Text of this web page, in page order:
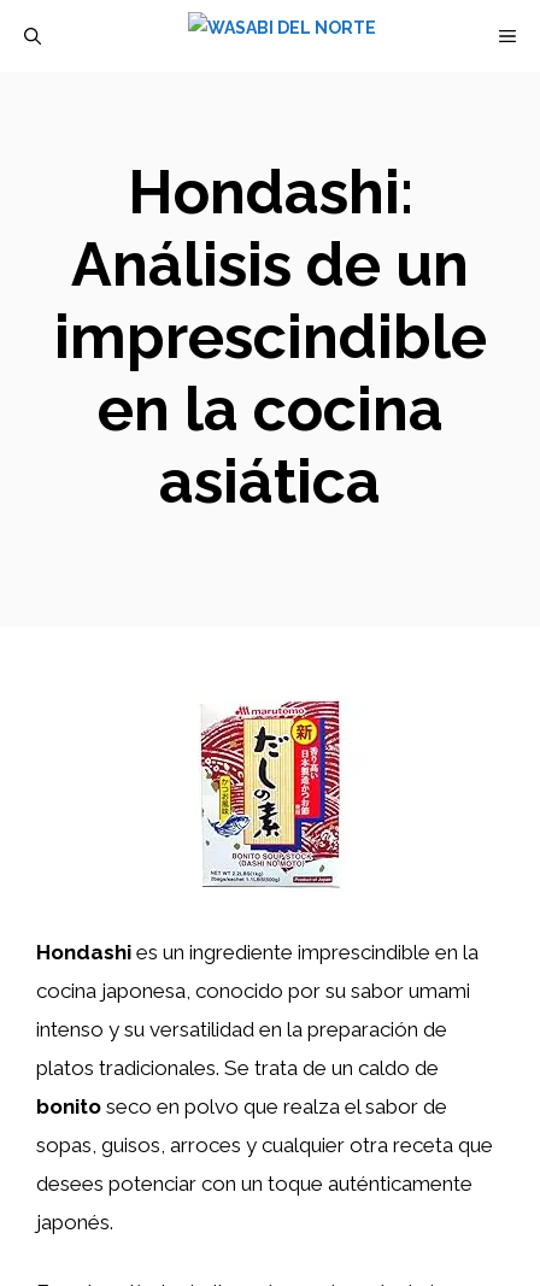
Hondashi:
Análisis de un
imprescindible
en la cocina
asiática
Hondashi es un ingrediente imprescindible en la
cocina japonesa, conocido por su sabor umami
intenso y su versatilidad en la preparación de
platos tradicionales. Se trata de un caldo de
bonito seco en polvo que realza el sabor de
sopas, guisos, arroces y cualquier otra receta que
desees potenciar con un toque auténticamente
japonés.